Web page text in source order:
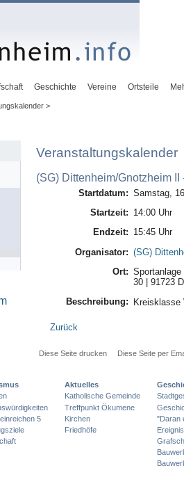
Geschichte Vereine Ortsteile
>
Veranstaltungskalender
(SG) Dittenheim/Gnotzheim
Startdatum: Samstag,
Startzeit: 14:00 Uhr
Endzeit: 15:45 Uhr
Organisator: (SG)
Ort:
30 | 91723
Beschreibung:
Kreisklasse
Zurück
Diese Seite drucken Diese Seite per
5
Aktuelles
Katholische Gemeinde
Treffpunkt Ökumene
Kirchen
Friedhöfe
"Daran